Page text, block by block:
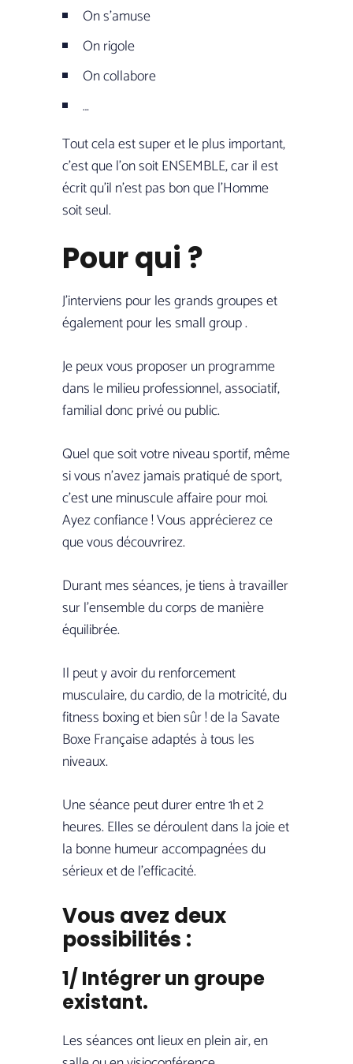
On s’amuse
On rigole
On collabore
…
Tout cela est super et le plus important,
c’est que l’on soit ENSEMBLE, car il est
écrit qu’il n’est pas bon que l’Homme
soit seul.
Pour qui ?
J’interviens pour les grands groupes et
également pour les small group .
Je peux vous proposer un programme
dans le milieu professionnel, associatif,
familial donc privé ou public.
Quel que soit votre niveau sportif, même
si vous n’avez jamais pratiqué de sport,
c’est une minuscule affaire pour moi.
Ayez confiance ! Vous apprécierez ce
que vous découvrirez.
Durant mes séances, je tiens à travailler
sur l’ensemble du corps de manière
équilibrée.
Il peut y avoir du renforcement
musculaire, du cardio, de la motricité, du
fitness boxing et bien sûr ! de la Savate
Boxe Française adaptés à tous les
niveaux.
Une séance peut durer entre 1h et 2
heures. Elles se déroulent dans la joie et
la bonne humeur accompagnées du
sérieux et de l’efficacité.
Vous avez deux
possibilités :
1/ Intégrer un groupe
existant.
Les séances ont lieux en plein air, en